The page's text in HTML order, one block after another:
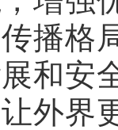
传播
和安
外界